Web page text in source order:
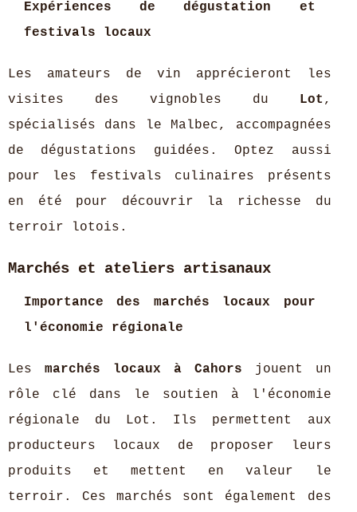
Expériences de dégustation et
festivals locaux
Les amateurs de vin apprécieront les
visites des vignobles du Lot ,
spécialisés dans le Malbec, accompagnées
de dégustations guidées. Optez aussi
pour les festivals culinaires présents
en été pour découvrir la richesse du
terroir lotois.
Marchés et ateliers artisanaux
Importance des marchés locaux pour
l'économie régionale
Les marchés locaux à Cahors jouent un
rôle clé dans le soutien à l'économie
régionale du Lot. Ils permettent aux
producteurs locaux de proposer leurs
produits et mettent en valeur le
terroir. Ces marchés sont également des